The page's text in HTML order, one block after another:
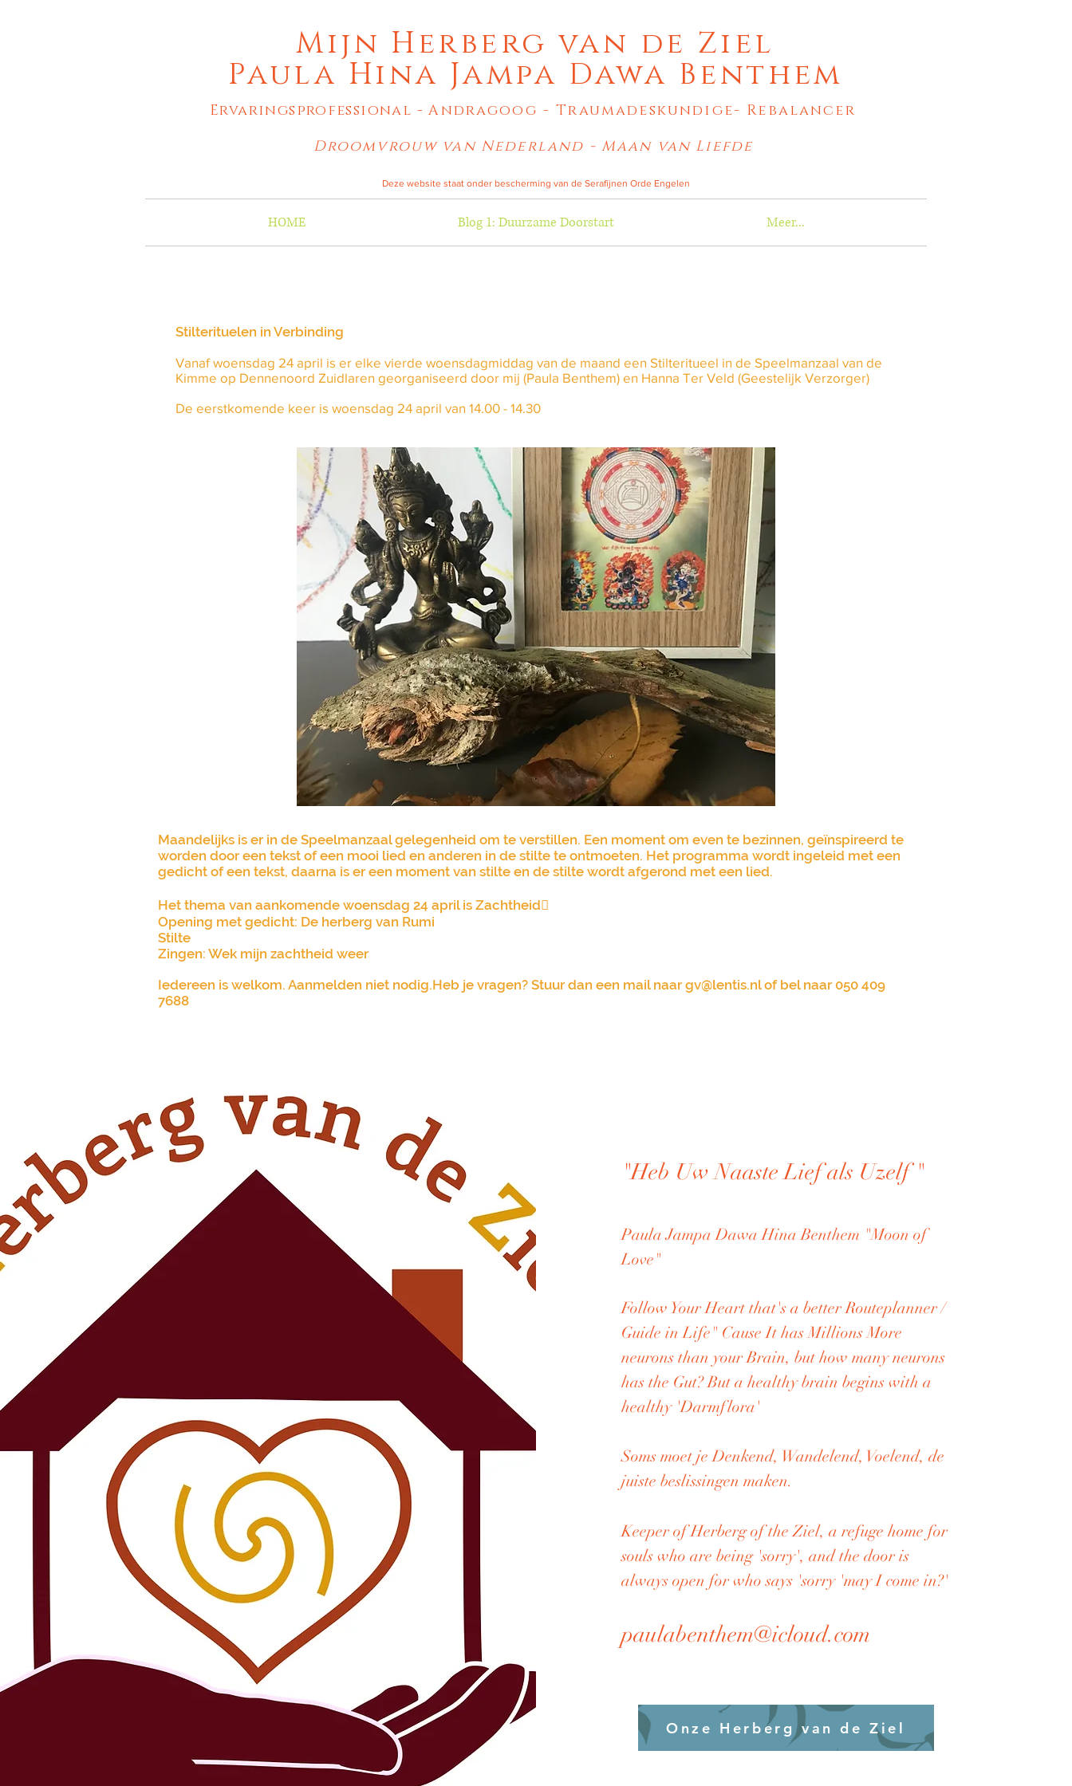
Mijn Herberg van de Ziel
Paula Hina Jampa Dawa Benthem
Ervaringsprofessional - Andragoog - Traumadeskundige- Rebalancer
Droomvrouw van Nederland - Maan van Liefde
Deze website staat onder bescherming van de Serafijnen Orde Engelen
HOME Blog 1: Duurzame Doorstart Meer...
Stilterituelen in Verbinding
Vanaf woensdag 24 april is er elke vierde woensdagmiddag van de maand een Stilteritueel in de Speelmanzaal van de
Kimme op Dennenoord Zuidlaren georganiseerd door mij (Paula Benthem) en Hanna Ter Veld (Geestelijk Verzorger)
De eerstkomende keer is woensdag 24 april van 14.00 - 14.30
Maandelijks is er in de Speelmanzaal gelegenheid om te verstillen. Een moment om even te bezinnen, geïnspireerd te
worden door een tekst of een mooi lied en anderen in de stilte te ontmoeten. Het programma wordt ingeleid met een
gedicht of een tekst, daarna is er een moment van stilte en de stilte wordt afgerond met een lied.
Het thema van aankomende woensdag 24 april is Zachtheid
Opening met gedicht: De herberg van Rumi
Stilte
Zingen: Wek mijn zachtheid weer
Iedereen is welkom. Aanmelden niet nodig.Heb je vragen? Stuur dan een mail naargv@lentis.nlof bel naar 050 409
7688
"Heb Uw Naaste Lief als Uzelf "
Paula Jampa Dawa Hina Benthem "Moon of
Love"
Follow Your Heart that's a better Routeplanner /
Guide in Life " Cause It has Millions More
neurons than your Brain, but how many neurons
has the Gut? But a healthy brain begins with a
healthy 'Darmflora'
Soms moet je Denkend, Wandelend, Voelend, de
juiste beslissingen maken.
Keeper of Herberg of the Ziel, a refuge home for
souls who are being'sorry', and the door is
always open for who says 'sorry 'may I come in?'
paulabenthem@icloud.com
Onze Herberg van de Ziel